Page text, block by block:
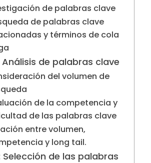
de palabras clave
de palabras clave
y términos de cola
Análisis de palabras clave
del volumen de
de la competencia y
de las palabras clave
entre volumen,
y long tail.
Selección de las palabras